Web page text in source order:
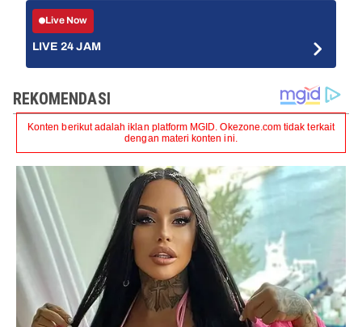
Live Now
LIVE 24 JAM